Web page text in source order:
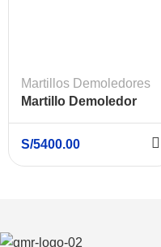
Martillos Demoledores
Martillo Demoledor
Joules BOSCH GSH
S/5400.00